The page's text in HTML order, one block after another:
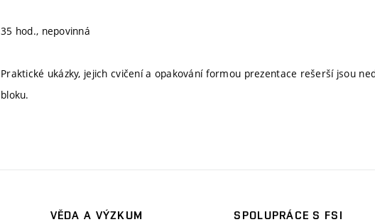
35 hod., nepovinná
Praktické ukázky, jejich cvičení a opakování formou prezentace rešerší jsou
bloku.
VĚDA A VÝZKUM
SPOLUPRÁCE S FSI